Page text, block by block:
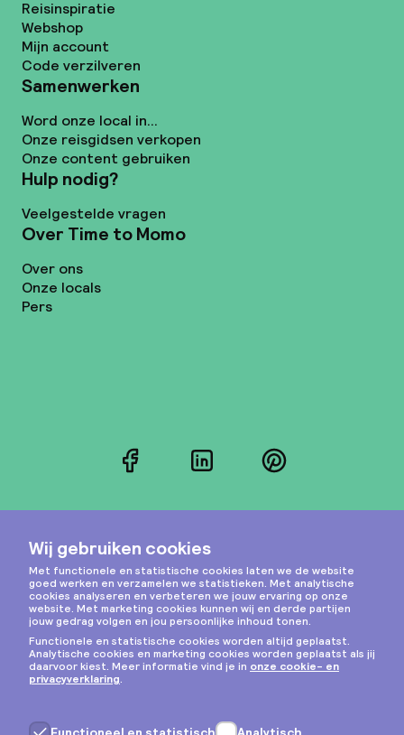
Reisinspiratie
Webshop
Mijn account
Code verzilveren
Samenwerken
Word onze local in...
Onze reisgidsen verkopen
Onze content gebruiken
Hulp nodig?
Veelgestelde vragen
Over Time to Momo
Over ons
Onze locals
Pers
FacebookLinkedInPinterest
Instagram
Privacy & cookies